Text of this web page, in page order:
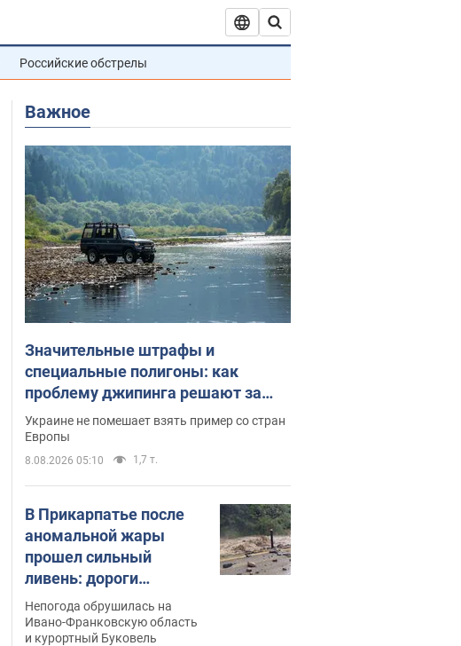
Российские обстрелы
Важное
Значительные штрафы и
специальные полигоны: как
проблему джипинга решают за
границей
Украине не помешает взять пример со стран
Европы
8.08.2026 05:10 1,7 т.
В Прикарпатье после
аномальной жары
прошел сильный
ливень: дороги
превратились в реки.
Видео
Непогода обрушилась на
Ивано-Франковскую область
и курортный Буковель